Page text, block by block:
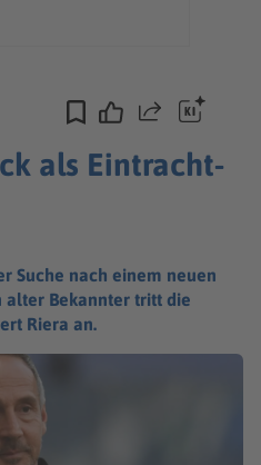
Teilen
als Eintracht-
Suche nach einem neuen
alter Bekannter tritt die
Riera an.